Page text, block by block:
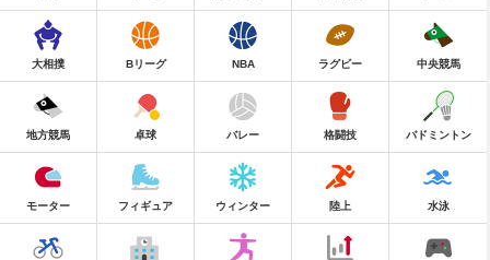
大相撲 Bリーグ NBA ラグビー 中央競馬
地方競馬 卓球 バレー 格闘技 バドミントン
モーター フィギュア ウィンター 陸上 水泳